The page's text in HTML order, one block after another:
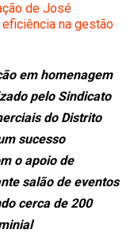
de José
na gestão
em homenagem
pelo Sindicato
do Distrito
sucesso
o apoio de
salão de eventos
cerca de 200